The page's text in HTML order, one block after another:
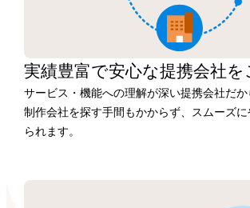
実績豊富で安心な提携会社を
サービス・機能への理解が深い提携会社だ
制作会社を探す手間もかからず、スムーズ
られます。